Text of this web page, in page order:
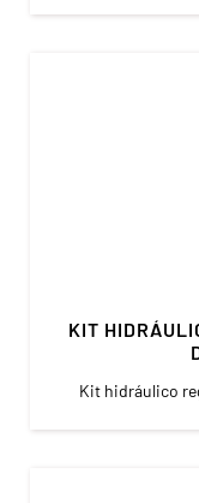
KIT
Kit hidráulico